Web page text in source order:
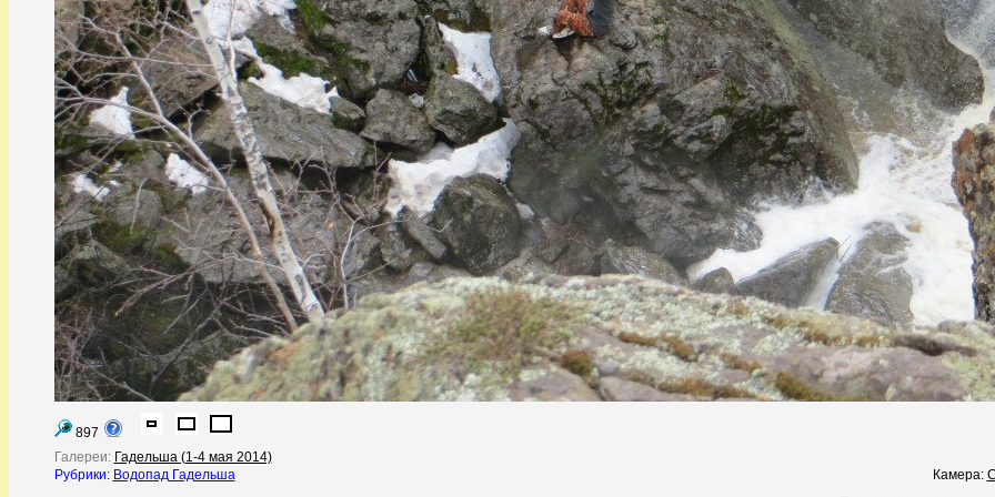
897
Галереи: Гадельша (1-4 мая 2014)
Рубрики: Водопад Гадельша Камера: